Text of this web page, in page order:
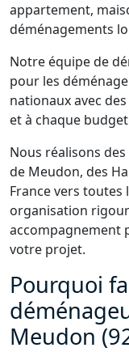
appartement,
déménagements
Notre équipe de
pour les
nationaux avec
et à chaque
Nous réalisons
de Meudon, des
France vers toutes
organisation
accompagnement
votre projet.
Pourquoi
Meudon